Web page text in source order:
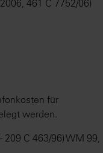
461 C 7752/06)
für
werden.
209 C 463/96) WM 99,